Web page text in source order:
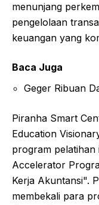
menunjang
pengelolaan
keuangan yang
Baca Juga
Geger Ribuan
Piranha Smart
Education
program
Accelerator
Kerja Akuntansi".
membekali para